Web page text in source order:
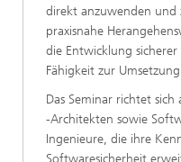
direkt anzuwenden und
praxisnahe
die Entwicklung
Fähigkeit zur
Das Seminar richtet
-Architekten sowie
Ingenieure, die ihre
Softwaresicherheit